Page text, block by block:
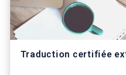
Traduction certifiée